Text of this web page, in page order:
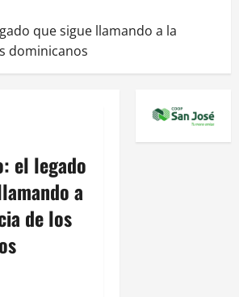
que sigue llamando a la
dominicanos
el legado
a
de los